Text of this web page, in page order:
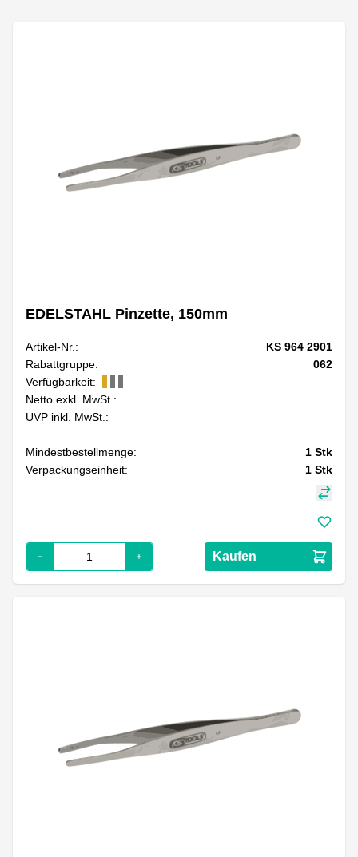
EDELSTAHL Pinzette, 150mm
Artikel-Nr.:
KS 964 2901
Rabattgruppe:
062
Verfügbarkeit:
Netto exkl. MwSt.:
UVP inkl. MwSt.:
Mindestbestellmenge: 1 Stk
Verpackungseinheit:
1 Stk
Kaufen